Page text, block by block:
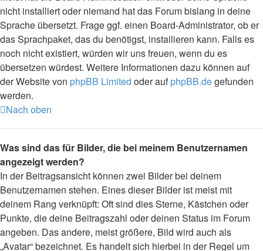
nicht installiert oder niemand hat das Forum bislang in deine
Sprache übersetzt. Frage ggf. einen Board-Administrator, ob er
das Sprachpaket, das du benötigst, installieren kann. Falls es
noch nicht existiert, würden wir uns freuen, wenn du es
übersetzen würdest. Weitere Informationen dazu können auf
der Website von phpBB Limited oder aufphpBB.degefunden
werden.
Nach oben
Was sind das für Bilder, die bei meinem Benutzernamen
angezeigt werden?
In der Beitragsansicht können zwei Bilder bei deinem
Benutzernamen stehen. Eines dieser Bilder ist meist mit
deinem Rang verknüpft: Oft sind dies Sterne, Kästchen oder
Punkte, die deine Beitragszahl oder deinen Status im Forum
angeben. Das andere, meist größere, Bild wird auch als
„Avatar“ bezeichnet. Es handelt sich hierbei in der Regel um